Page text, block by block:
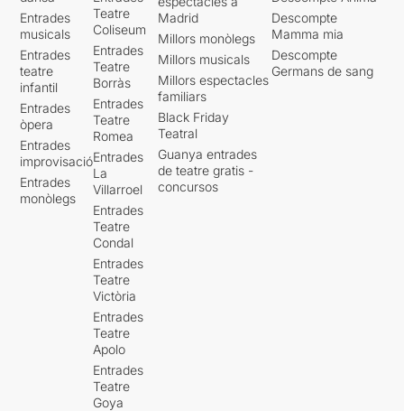
Entrades
musicals
Entrades
teatre
infantil
Entrades
òpera
Entrades
improvisació
Entrades
monòlegs
Teatre
Coliseum
Entrades
Teatre
Borràs
Entrades
Teatre
Romea
Entrades
La
Villarroel
Entrades
Teatre
Condal
Entrades
Teatre
Victòria
Entrades
Teatre
Apolo
Entrades
Teatre
Goya
Madrid
Millors monòlegs
Millors musicals
Millors espectacles
familiars
Black Friday
Teatral
Guanya entrades
de teatre gratis -
concursos
Descompte
Mamma mia
Descompte
Germans de sang